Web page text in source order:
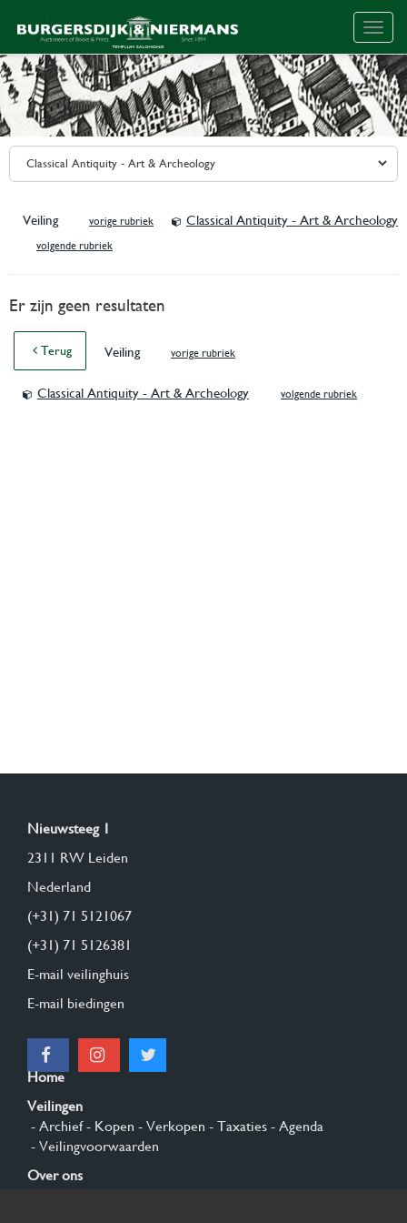
Veiling vorige rubriek Classical Antiquity - Art & Archeology
volgende rubriek
Er zijn geen resultaten
Terug Veiling vorige rubriek
Classical Antiquity - Art & Archeology volgende rubriek
Nieuwsteeg 1
2311 RW Leiden
Nederland
(+31) 71 5121067
(+31) 71 5126381
E-mail veilinghuis
E-mail biedingen
Home
Veilingen
- Archief- Kopen - Verkopen - Taxaties - Agenda
- Veilingvoorwaarden
Over ons